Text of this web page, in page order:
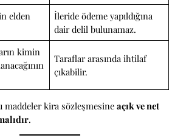
elden
İleride ödeme yapıldığına
dair delil bulunamaz.
kimin
Taraflar arasında ihtilaf
çıkabilir.
maddeler kira sözleşmesine açık ve net
.